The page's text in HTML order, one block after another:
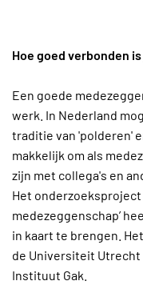
Hoe goed verbonden
Een goede
werk. In Nederland
traditie van 'polderen'
makkelijk om als
zijn met collega's en
Het
medezeggenschap’
in kaart te brengen.
de Universiteit
Instituut Gak.